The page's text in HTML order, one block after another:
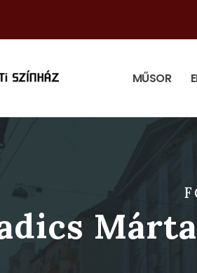
MŰSOR